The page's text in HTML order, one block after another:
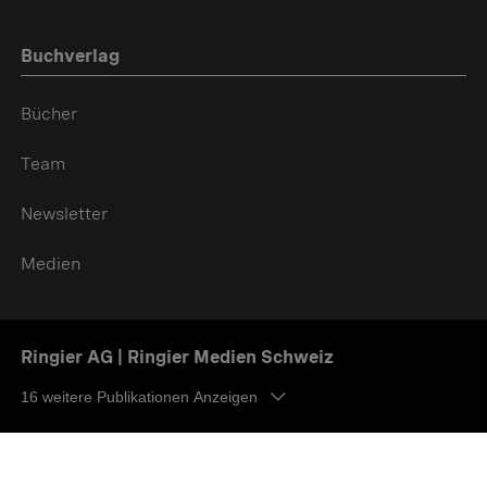
Buchverlag
Bücher
Team
Newsletter
Medien
Ringier AG | Ringier Medien Schweiz
16 weitere Publikationen Anzeigen